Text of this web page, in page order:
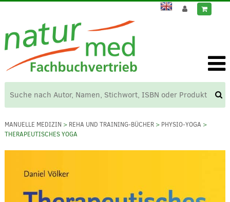
MANUELLE MEDIZIN > REHA UND TRAINING-BÜCHER> PHYSIO-YOGA >
THERAPEUTISCHES YOGA